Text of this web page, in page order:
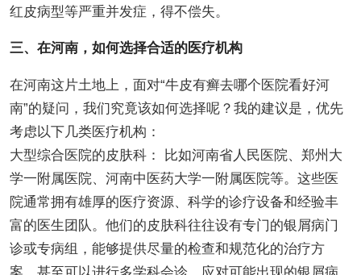
红皮病型等严重并发症，得不偿失。
三、在河南，如何选择合适的医疗机构
在河南这片土地上，面对“牛皮有癣去哪个医院看好河
南”的疑问，我们究竟该如何选择呢？我的建议是，优先
考虑以下几类医疗机构：
大型综合医院的皮肤科： 比如河南省人民医院、郑州大
学一附属医院、河南中医药大学一附属医院等。这些医
院通常拥有雄厚的医疗资源、科学的诊疗设备和经验丰
富的医生团队。他们的皮肤科往往设有专门的银屑病门
诊或专病组，能够提供尽量的检查和规范化的治疗方
案，甚至可以进行多学科会诊，应对可能出现的银屑病